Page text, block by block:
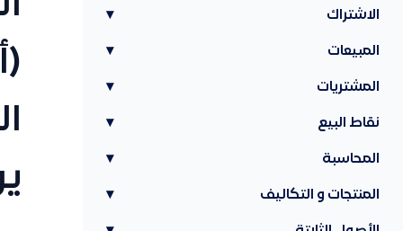
الاشتراك ▾
المبيعات ▾
المشتريات ▾
نقاط البيع ▾
المحاسبة ▾
المنتجات و التكاليف ▾